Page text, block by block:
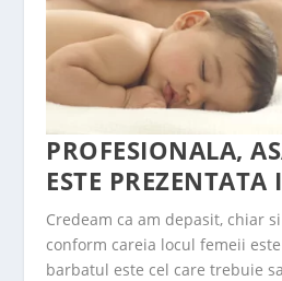
PROFESIONALA,
ESTE
Credeam ca am depasit, chiar
conform careia locul femeii este
barbatul este cel care trebuie